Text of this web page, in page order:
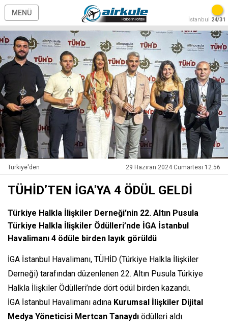
MENÜ
İstanbul 24/31
Türkiye'den 29 Haziran 2024 Cumartesi 12:56
TÜHİD’TEN İGA'YA 4 ÖDÜL GELDİ
Türkiye Halkla İlişkiler Derneği'nin 22. Altın Pusula
Türkiye Halkla İlişkiler Ödülleri’nde İGA İstanbul
Havalimanı 4 ödüle birden layık görüldü
İGA İstanbul Havalimanı, TÜHİD (Türkiye Halkla İlişkiler
Derneği) tarafından düzenlenen 22. Altın Pusula Türkiye
Halkla İlişkiler Ödülleri’nde dört ödül birden kazandı.
İGA İstanbul Havalimanı adına Kurumsal İlişkiler Dijital
Medya Yöneticisi Mertcan Tanaydı ödülleri aldı.